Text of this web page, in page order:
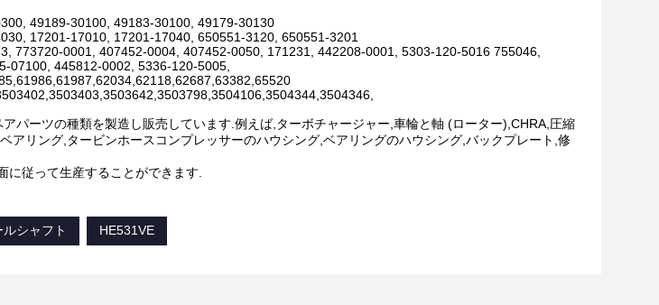
49189-30100, 49183-30100, 49179-30130
17201-17010, 17201-17040, 650551-3120, 650551-3201
773720-0001, 407452-0004, 407452-0050, 171231, 442208-0001, 5303-120-5016 755046,
07100, 445812-0002, 5336-120-5005,
パーツの種類を製造し販売しています.例えば,ターボチャージャー,車輪と軸 (ローター),CHRA,圧縮
アリング,タービンホースコンプレッサーのハウシング,ベアリングのハウシング,バックプレート,修
に従って生産することができます.
シャフト HE531VE